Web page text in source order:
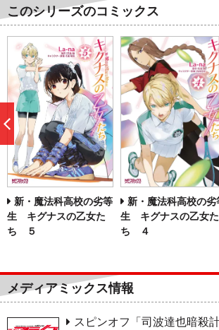
このシリーズのコミックス
新・魔法科高校の劣等
生 キグナスの乙女た
ち ５
新・魔法科高校の劣
生 キグナスの乙女た
ち ４
前
メディアミックス情報
スピンオフ「司波達也暗殺